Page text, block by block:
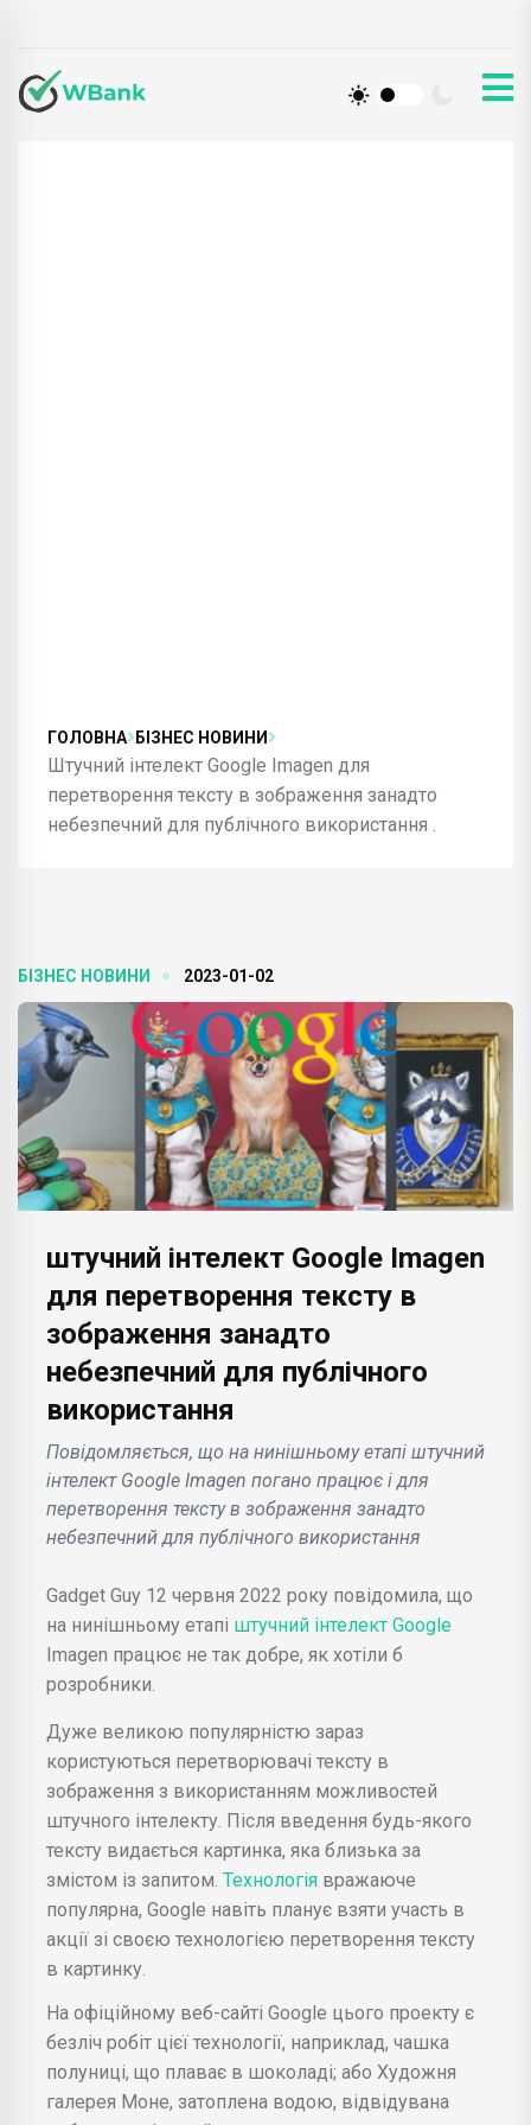
ГОЛОВНА БІЗНЕС НОВИНИ
Штучний інтелект Google Imagen для
перетворення тексту в зображення занадто
небезпечний для публічного використання .
БІЗНЕС НОВИНИ 2023-01-02
штучний інтелект Google Imagen
для перетворення тексту в
зображення занадто
небезпечний для публічного
використання
Повідомляється, що на нинішньому етапі штучний
інтелект Google Imagen погано працює і для
перетворення тексту в зображення занадто
небезпечний для публічного використання
Gadget Guy 12 червня 2022 року повідомила, що
на нинішньому етапі штучний інтелект Google
Imagen працює не так добре, як хотіли б
розробники.
Дуже великою популярністю зараз
користуються перетворювачі тексту в
зображення з використанням можливостей
штучного інтелекту. Після введення будь-якого
тексту видається картинка, яка близька за
змістом із запитом. Технологія вражаюче
популярна, Google навіть планує взяти участь в
акції зі своєю технологією перетворення тексту
в картинку.
На офіційному веб-сайті Google цього проекту є
безліч робіт цієї технології, наприклад, чашка
полуниці, що плаває в шоколаді; або Художня
галерея Моне, затоплена водою, відвідувана